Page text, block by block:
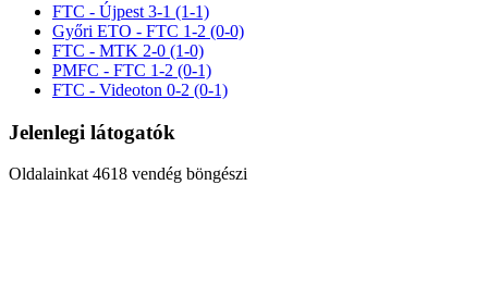
FTC - Újpest 3-1 (1-1)
Győri ETO - FTC 1-2 (0-0)
FTC - MTK 2-0 (1-0)
PMFC - FTC 1-2 (0-1)
FTC - Videoton 0-2 (0-1)
Jelenlegi látogatók
Oldalainkat 4618 vendég böngészi